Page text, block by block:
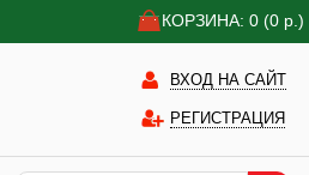
КОРЗИНА: 0 (0 р.)
ВХОД НА САЙТ
РЕГИСТРАЦИЯ